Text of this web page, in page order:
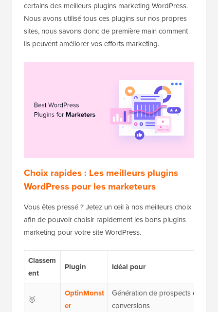
certains des meilleurs plugins marketing WordPress.
Nous avons utilisé tous ces plugins sur nos propres
sites, nous savons donc de première main comment
ils peuvent améliorer vos efforts marketing.
Choix rapides : Les meilleurs plugins
WordPress pour les marketeurs
Vous êtes pressé ? Jetez un œil à nos meilleurs choix
afin de pouvoir choisir rapidement les bons plugins
marketing pour votre site WordPress.
Classem
ent
Plugin Idéal pour
🥇
OptinMonst
er
Génération de prospects et
conversions